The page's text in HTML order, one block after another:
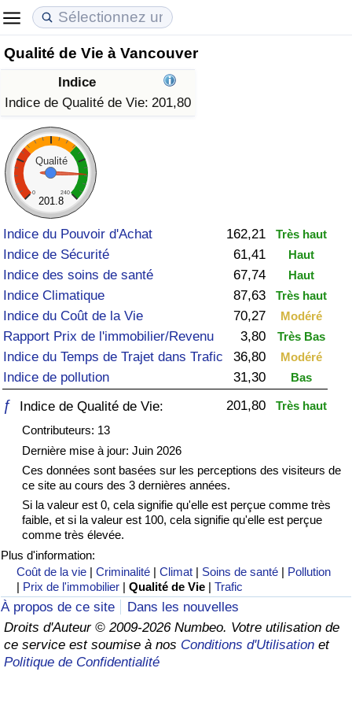
Qualité de Vie à Vancouver
Indice
Indice de Qualité de Vie: 201,80
Qualité
0 240
201.8
Indice du Pouvoir d'Achat 162,21 Très haut
Indice de Sécurité 61,41 Haut
Indice des soins de santé 67,74 Haut
Indice Climatique 87,63 Très haut
Indice du Coût de la Vie 70,27 Modéré
Rapport Prix de l'immobilier/Revenu 3,80 Très Bas
Indice du Temps de Trajet dans Trafic 36,80 Modéré
Indice de pollution 31,30 Bas
ƒ Indice de Qualité de Vie: 201,80
Très haut
Contributeurs: 13
Dernière mise à jour: Juin 2026
Ces données sont basées sur les perceptions des visiteurs de
ce site au cours des 3 dernières années.
Si la valeur est 0, cela signifie qu'elle est perçue comme très
faible, et si la valeur est 100, cela signifie qu'elle est perçue
comme très élevée.
Plus d'information:
Coût de la vie |Criminalité |Climat | Soins de santé | Pollution
| Prix de l'immobilier |Qualité de Vie |Trafic
À propos de ce site
Dans les nouvelles
Droits d'Auteur © 2009-2026 Numbeo. Votre utilisation de
ce service est soumise à nos Conditions d'Utilisation et
Politique de Confidentialité
Coût de la vie
Indice du Coût de la Vie (Actuel)
Indice du Coût de la Vie
Indice du coût de la vie par pays
à Akaba
Prix de l'immobilier
Indice des Prix de l'immobilier (Actuel)
Indice des Prix de l'immobilier
Indice des Prix de l'immobilier par Pays
Qualité de Vie
Indice de Qualité de Vie
Indice de Qualité de Vie (Actuel)
Indice de qualité de vie par pays
Criminalité
Indice de Criminalité (Actuel)
Indice de Criminalité
Indice de criminalité par pays
Soins de santé
Indice des soins de santé
Indice des soins de santé par Pays
Pollution
Indice de Pollution (Actuel)
Indice de pollution
Indice de Pollution par Pays